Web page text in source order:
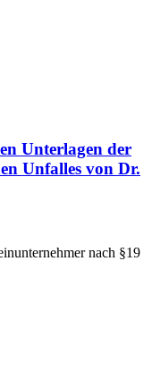
Unterlagen der
Unfalles von Dr.
nach §19